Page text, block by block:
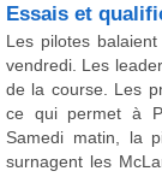
Essais et
Les pilotes
vendredi. Les
de la course. Les
ce qui permet à
Samedi matin, la
surnagent les